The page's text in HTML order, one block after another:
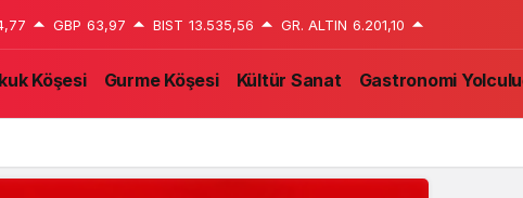
GBP 63,97 BIST 13.535,56 GR. ALTIN 6.201,10
Köşesi Gurme Köşesi Kültür Sanat Gastronomi